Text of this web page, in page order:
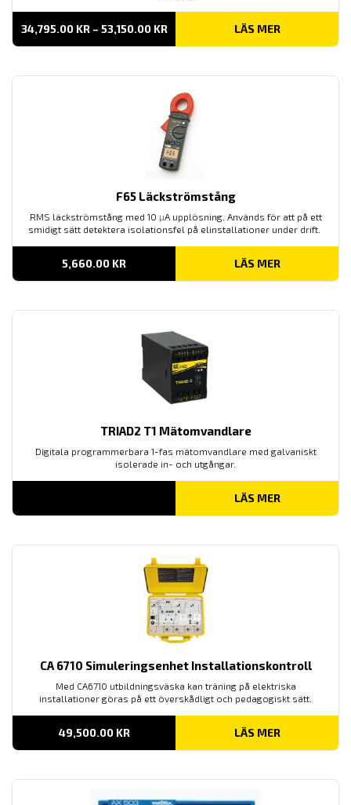
34,795.00 KR – 53,150.00 KRPRISINTERVALL:
TILL
LÄS MER
F65 Läckströmstång
RMS läckströmstång med 10 µA upplösning. Används för att på ett
smidigt sätt detektera isolationsfel på elinstallationer under drift.
5,660.00 KR LÄS MER
TRIAD2 T1 Mätomvandlare
Digitala programmerbara 1-fas mätomvandlare med galvaniskt
isolerade in- och utgångar.
LÄS MER
CA 6710 Simuleringsenhet Installationskontroll
Med CA6710 utbildningsväska kan träning på elektriska
installationer göras på ett överskådligt och pedagogiskt sätt.
49,500.00 KR LÄS MER